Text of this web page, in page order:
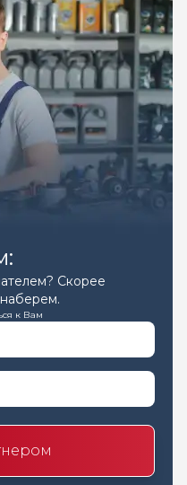
Скорее
к Вам